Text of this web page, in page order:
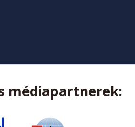
médiapartnerek: